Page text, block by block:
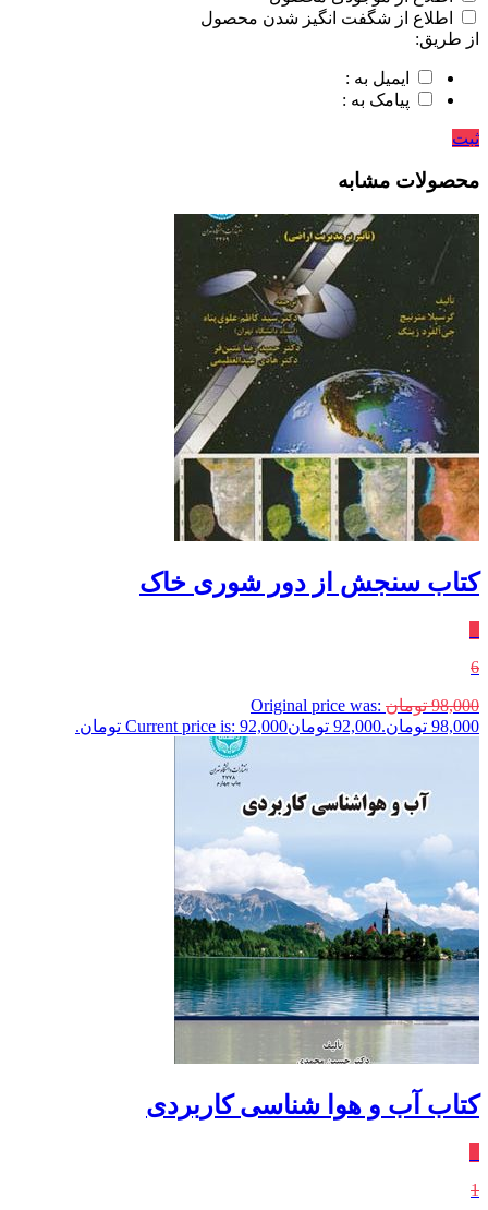
اطلاع از شگفت انگیز شدن محصول
از طریق:
ایمیل به :
پیامک به :
ثبت
محصولات مشابه
کتاب سنجش از دور شوری خاک
6
98,000 تومان Original price was:
98,000 تومان.
92,000 تومانCurrent price is: 92,000 تومان.
کتاب آب و هوا شناسی کاربردی
1